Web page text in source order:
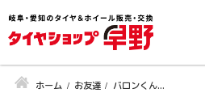
ホーム お友達 バロンくん...